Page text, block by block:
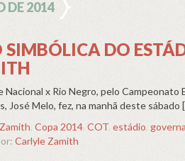
DE 2014
DO
x Rio Negro, pelo Campeonato
José Melo, fez, na manhã deste sábado
, Copa 2014, COT, estádio,
Carlyle Zamith